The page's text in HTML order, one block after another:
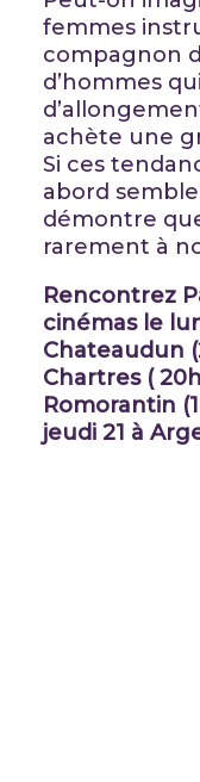
femmes
compagnon
d’hommes
achète une
Si ces
abord
démontre
rarement à
Rencontrez
cinémas le
Chateaudun
Chartres (
Romorantin
jeudi 21 à